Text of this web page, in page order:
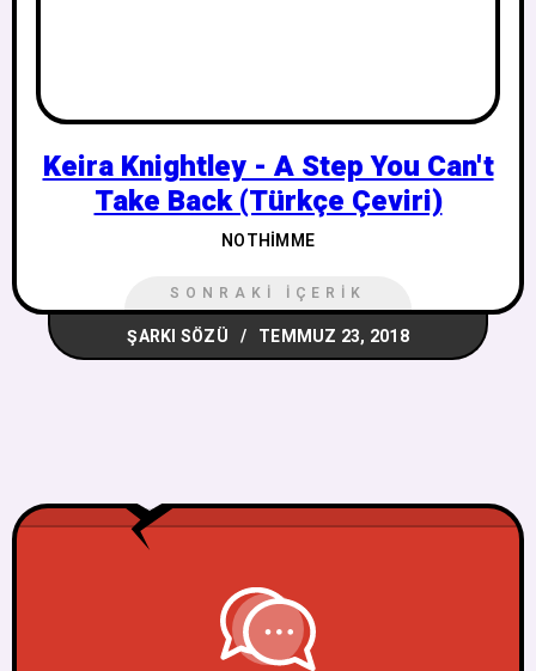
Keira Knightley - A Step You Can't
Take Back (Türkçe Çeviri)
NOTHIMME
SONRAKI İÇERIK
ŞARKI SÖZÜ TEMMUZ 23, 2018